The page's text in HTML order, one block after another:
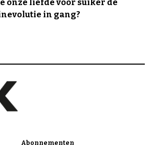
onze liefde voor suiker de
in gang?
Abonnementen